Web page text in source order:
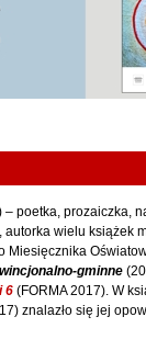
– poetka, prozaiczka,
wielu książek
Miesięcznika
gminne
6 (FORMA 2017). W
znalazło się jej